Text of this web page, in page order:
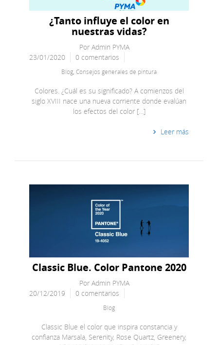
¿Tanto influye el color en
nuestras vidas?
Por Admin PYMA
23/01/2020
0 comentarios
Blog Consejos generales de pintura
Colores. ¿Cuál es su significado? A comienzos del
siglo XVIII nace una nueva corriente donde evalúan
los efectos del color […]
Leer más
Classic Blue. Color Pantone 2020
Por Admin PYMA
20/12/2019
0 comentarios
Blog
Classic Blue el color que inspira constancia y
confianza Marsala, Serenity, Rose Quartz, Greenery,